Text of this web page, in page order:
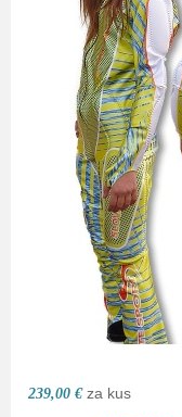
239,00 € za kus